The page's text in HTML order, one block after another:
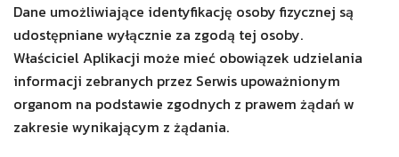
Dane umożliwiające identyfikację osoby fizycznej są
udostępniane wyłącznie za zgodą tej osoby.
Właściciel Aplikacji może mieć obowiązek udzielania
informacji zebranych przez Serwis upoważnionym
organom na podstawie zgodnych z prawem żądań w
zakresie wynikającym z żądania.